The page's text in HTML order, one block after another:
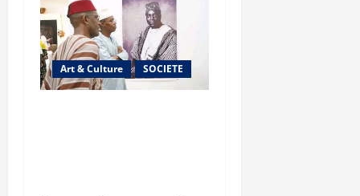
Art & Culture SOCIETE